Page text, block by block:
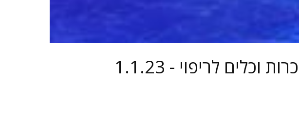
1.1.23 הקוד הלמוראיני – שיעורי חכמה, הזכרות וכלים לריפוי -